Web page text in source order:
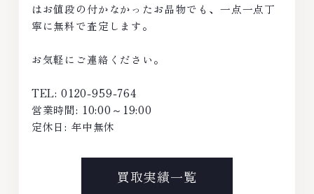
はお値段の付かなかったお品物でも、一点一点丁
寧に無料で査定します。
お気軽にご連絡ください。
TEL: 0120-959-764
営業時間: 10:00～19:00
定休日: 年中無休
買取実績一覧